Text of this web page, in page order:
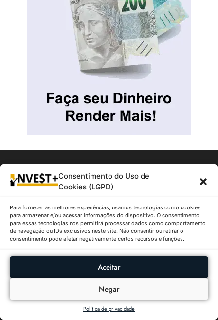
Consentimento do Uso de
Cookies (LGPD)
Para fornecer as melhores experiências, usamos tecnologias como cookies
para armazenar e/ou acessar informações do dispositivo. O consentimento
para essas tecnologias nos permitirá processar dados como comportamento
de navegação ou IDs exclusivos neste site. Não consentir ou retirar o
consentimento pode afetar negativamente certos recursos e funções.
Aceitar
Negar
Política de privacidade
Tudo sobre Investimentos e Finanças
Categorias
Criptomoedas